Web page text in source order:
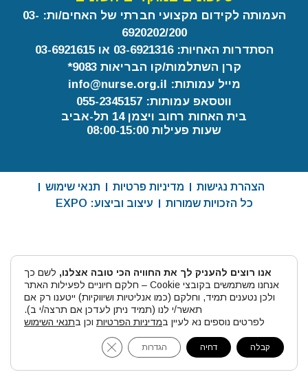
העמותה לקידום מקצועי חברתי של האחים/ות: 03-
6920202/200
הסתדרות האחיות: 03-6921316 או 03-6921615
קרן השתלמות/קו הבריאות 9083*
מייל עמותות: info@nurse.org.il
ווטסאפ עמותות: 055-2345157
בית האחות רחוב ויצמן 14 תל-אביב
שעות פעילות 08:00-15:00
הצהרת נגישות מדיניות פרטיות
תנאי שימוש
כל הזכויות שמורות
עיצוב וביצוע: EXPO
אנו רוצים להעניק לך את החוויה הכי טובה אצלנו, לשם כך
אנחנו משתמשים בקובצי Cookie – חלקם חיוניים לפעילות האתר
ולכן נטענים תמיד, וחלקם (כמו אנליטיות ושיווקיות) ייטענו רק אם
תאשר/י לנו (תמיד ניתן לעדכן אם תרצה/י ב).
לפרטים נוספים נא לעיין במדיניות הפרטיות וכן בתנאי השימוש
קבלה דחיה הגדרות GDPR Cookie Banner